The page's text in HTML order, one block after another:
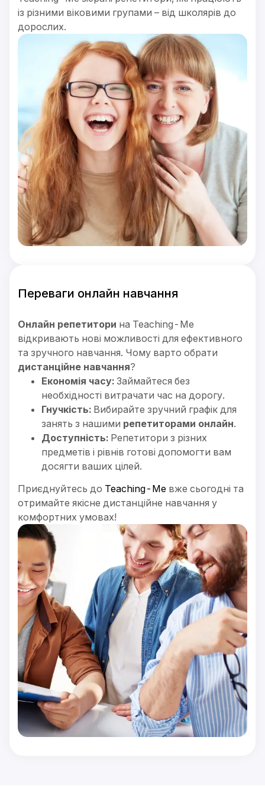
із різними віковими групами – від школярів до
дорослих.
Переваги онлайн навчання
Онлайн репетитори на Teaching-Me
відкривають нові можливості для ефективного
та зручного навчання. Чому варто обрати
дистанційне навчання?
Економія часу: Займайтеся без
необхідності витрачати час на дорогу.
Гнучкість: Вибирайте зручний графік для
занять з нашими репетиторами онлайн.
Доступність: Репетитори з різних
предметів і рівнів готові допомогти вам
досягти ваших цілей.
Приєднуйтесь до Teaching-Me вже сьогодні та
отримайте якісне дистанційне навчання у
комфортних умовах!